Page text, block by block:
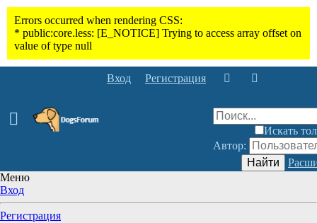
Вход Регистрация
Искать
Автор:
Найти
Меню
Вход
Регистрация